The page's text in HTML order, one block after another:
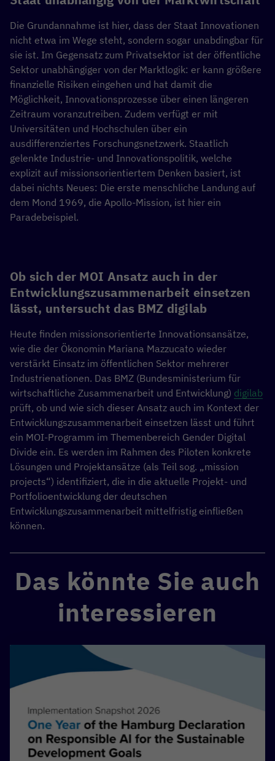
Die Grundannahme ist hier, dass der Staat Innovationen
nicht etwa im Wege steht, sondern sogar unabdingbar für
sie ist. Im Gegensatz zum Privatsektor ist der öffentliche
Sektor unabhängiger von der Marktlogik: er kann größere
finanzielle Risiken eingehen und hat damit die
Möglichkeit, Innovationsprozesse über einen längeren
Zeitraum voranzutreiben. Zudem verfügt er mit
Universitäten und Hochschulen über ein
ausdifferenziertes Forschungsnetzwerk. Staatlich
gelenkte Industrie- und Innovationspolitik, welche
explizit auf missionsorientiertem Denken basiert, ist
dabei nichts Neues: Die erste menschliche Landung auf
dem Mond 1969, die Apollo-Mission, ist hier ein
Paradebeispiel.
Ob sich der MOI Ansatz auch in der
Entwicklungszusammenarbeit einsetzen
lässt, untersucht das BMZ digilab
Heute finden missionsorientierte Innovationsansätze,
wie die der Ökonomin Mariana Mazzucato wieder
verstärkt Einsatz im öffentlichen Sektor mehrerer
Industrienationen. Das BMZ (Bundesministerium für
wirtschaftliche Zusammenarbeit und Entwicklung) digilab
prüft, ob und wie sich dieser Ansatz auch im Kontext der
Entwicklungszusammenarbeit einsetzen lässt und führt
ein MOI-Programm im Themenbereich Gender Digital
Divide ein. Es werden im Rahmen des Piloten konkrete
Lösungen und Projektansätze (als Teil sog. „mission
projects“) identifiziert, die in die aktuelle Projekt- und
Portfolioentwicklung der deutschen
Entwicklungszusammenarbeit mittelfristig einfließen
können.
Das könnte Sie auch
interessieren